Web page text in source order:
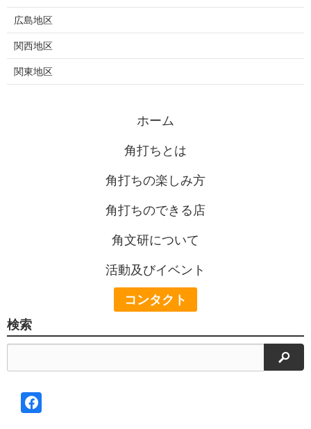
広島地区
関西地区
関東地区
ホーム
角打ちとは
角打ちの楽しみ方
角打ちのできる店
角文研について
活動及びイベント
コンタクト
検索
検索